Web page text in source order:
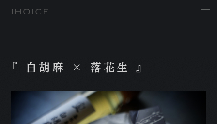
『 白胡麻 × 落花生 』